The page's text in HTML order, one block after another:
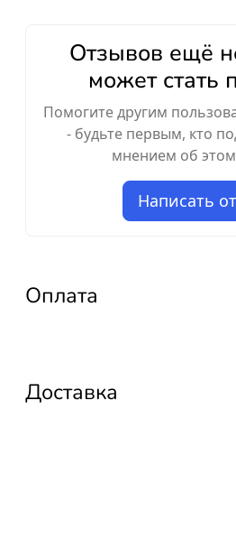
Отзывов ещё
может стать
Помогите другим
- будьте первым, кто
мнением об
Написать
Оплата
Доставка